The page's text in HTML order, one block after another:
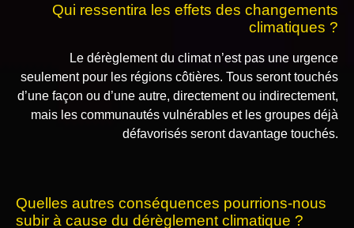
Qui ressentira les effets des changements
climatiques ?
Le dérèglement du climat n’est pas une urgence
seulement pour les régions côtières. Tous seront touchés
d’une façon ou d’une autre, directement ou indirectement,
mais les communautés vulnérables et les groupes déjà
défavorisés seront davantage touchés.
Quelles autres conséquences pourrions-nous
subir à cause du dérèglement climatique ?